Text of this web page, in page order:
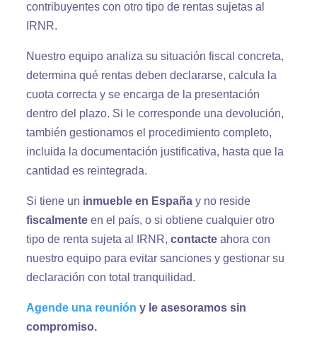
contribuyentes con otro tipo de rentas sujetas al
IRNR.
Nuestro equipo analiza su situación fiscal concreta,
determina qué rentas deben declararse, calcula la
cuota correcta y se encarga de la presentación
dentro del plazo. Si le corresponde una devolución,
también gestionamos el procedimiento completo,
incluida la documentación justificativa, hasta que la
cantidad es reintegrada.
Si tiene un inmueble en Españay no reside
fiscalmente en el país, o si obtiene cualquier otro
tipo de renta sujeta al IRNR, contacte ahora con
nuestro equipo para evitar sanciones y gestionar su
declaración con total tranquilidad.
Agende una reunión y le asesoramos sin
compromiso.